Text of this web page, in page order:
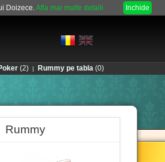
Doizece.Afla mai multe detalii Inchide
(2) | Rummy pe tabla (0)
Rummy